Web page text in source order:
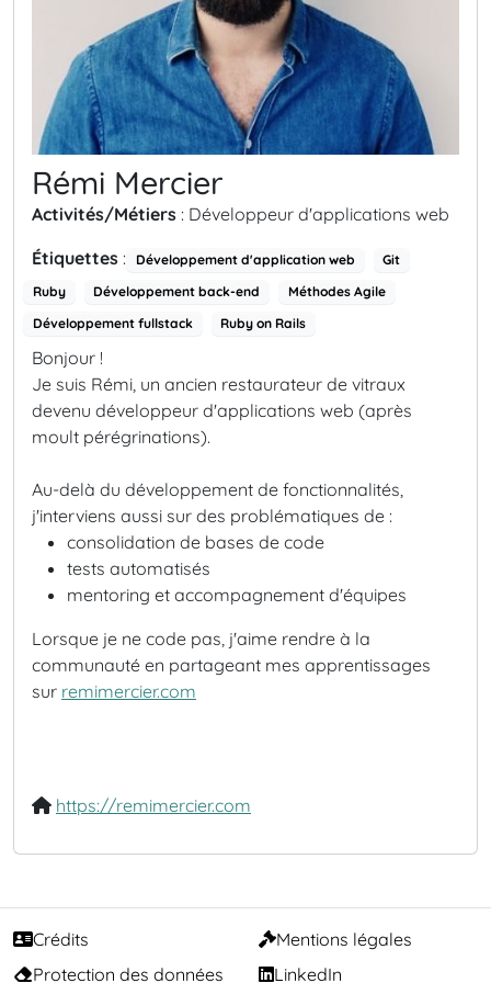
Rémi Mercier
Activités/Métiers : Développeur d'applications web
Étiquettes : Développement d'application web
Git
Ruby
Développement back-end
Méthodes Agile
Développement fullstack
Ruby on Rails
Bonjour !
Je suis Rémi, un ancien restaurateur de vitraux
devenu développeur d'applications web (après
moult pérégrinations).
Au-delà du développement de fonctionnalités,
j'interviens aussi sur des problématiques de :
consolidation de bases de code
tests automatisés
mentoring et accompagnement d'équipes
Lorsque je ne code pas, j'aime rendre à la
communauté en partageant mes apprentissages
sur remimercier.com
https://remimercier.com
Crédits
Mentions légales
Protection des données
LinkedIn